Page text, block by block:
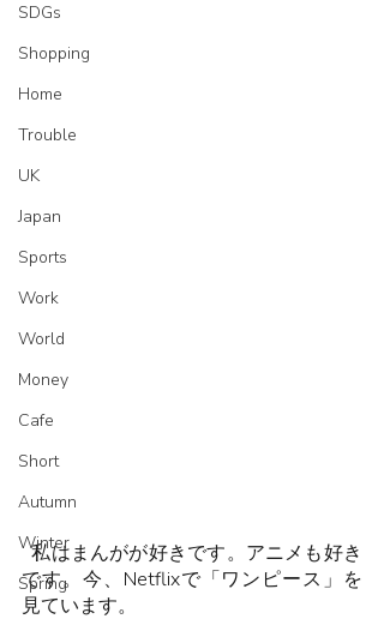
SDGs
Shopping
Home
Trouble
UK
Japan
Sports
Work
World
Money
Cafe
Short
Autumn
Winter
Spring
  私はまんがが好きです。アニメも好き
です。今、Netflixで「ワンピース」を
見ています。